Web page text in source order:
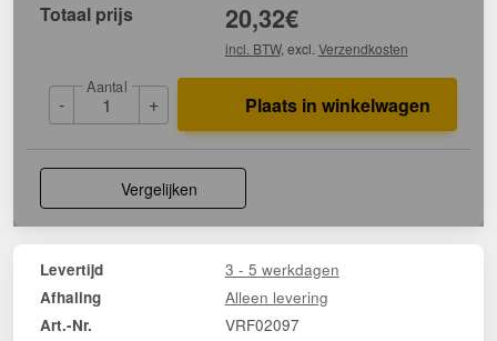
Totaal prijs 20,32€
incl. BTW, excl. Verzendkosten
-
Aantal
+ Plaats in winkelwagen
Vergelijken
Levertijd 3 - 5 werkdagen
Afhaling Alleen levering
Art.-Nr. VRF02097